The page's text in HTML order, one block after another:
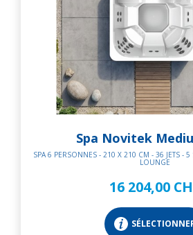
Spa Novitek
SPA 6 PERSONNES - 210 X 210 CM - 36 JETS - 5
LOUNGE
16 204,00